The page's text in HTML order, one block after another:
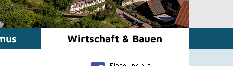
Wirtschaft & Bauen